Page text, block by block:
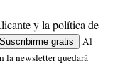
y la política de
Suscribirme gratis
Al
la newsletter quedará